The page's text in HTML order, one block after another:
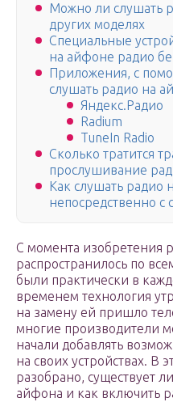
Можно ли слушать
других моделях
Специальные
на айфоне радио
Приложения, с
слушать радио на
Яндекс.Радио
Radium
TuneIn Radio
Сколько тратится
прослушивание
Как слушать радио
непосредственно с
С момента изобретения
распространилось по
были практически в
временем технология
на замену ей пришло
многие производители
начали добавлять
на своих устройствах. В
разобрано, существует
айфона и как включить